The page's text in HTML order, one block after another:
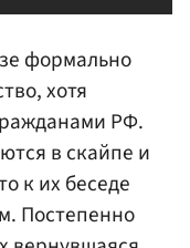
формально
хотя
РФ.
в скайпе и
к их беседе
Постепенно